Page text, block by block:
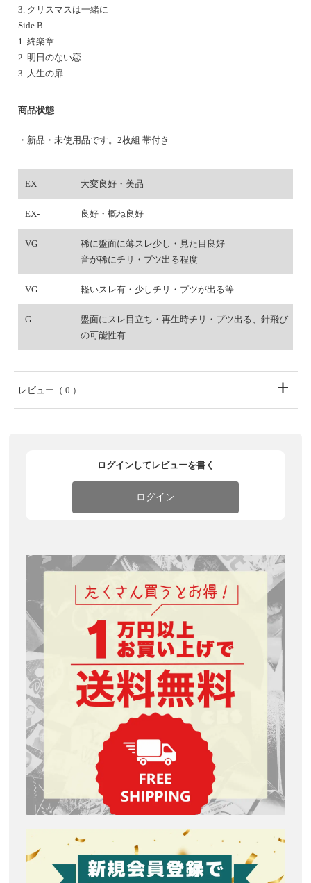
3. クリスマスは一緒に
Side B
1. 終楽章
2. 明日のない恋
3. 人生の扉
商品状態
・新品・未使用品です。2枚組 帯付き
EX 大変良好・美品
EX- 良好・概ね良好
VG
稀に盤面に薄スレ少し・見た目良好
音が稀にチリ・プツ出る程度
VG- 軽いスレ有・少しチリ・プツが出る等
G
盤面にスレ目立ち・再生時チリ・プツ出る、針飛び
の可能性有
レビュー （ 0 ）
ログインしてレビューを書く
ログイン